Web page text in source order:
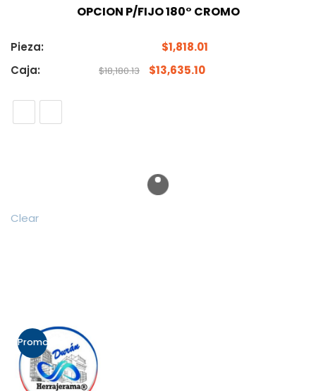
OPCION P/FIJO 180° CROMO
Pieza: $1,818.01
Caja:
$18,180.13 $13,635.10
Clear
Promo!